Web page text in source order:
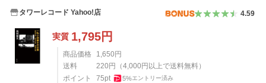
タワーレコード Yahoo!店 4.59
実質 1,795円
商品価格 1,650 円
送料
220 円 （4,000 円以上で送料無料）
ポイント
75pt 5%エントリー済み